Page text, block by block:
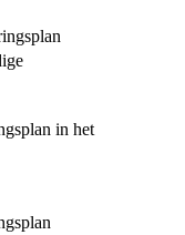
in het